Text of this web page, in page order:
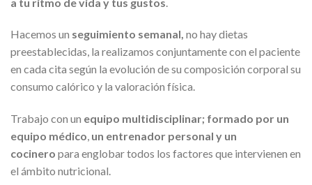
Hacemos un seguimiento semanal, no hay dietas
preestablecidas, la realizamos conjuntamente con el paciente
en cada cita según la evolución de su composición corporal su
consumo calórico y la valoración física.
Trabajo con un equipo multidisciplinar; formado por un
equipo médico, un entrenador personal y un
cocinero para englobar todos los factores que intervienen en
el ámbito nutricional.